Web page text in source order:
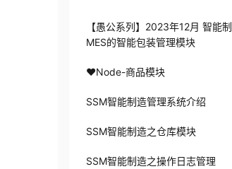
【愚公系列】2023年12月 智能
MES的智能包装管理模块
❤Node-商品模块
SSM智能制造管理系统介绍
SSM智能制造之仓库模块
SSM智能制造之操作日志管理